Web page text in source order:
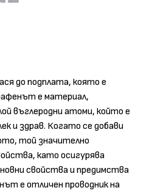
до подплата, която е
е материал,
въглеродни атоми, който е
и здрав. Когато се добави
той значително
като осигурява
свойства и предимства
е отличен проводник на